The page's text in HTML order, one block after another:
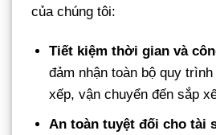
của chúng tôi:
Tiết kiệm thời gian và
đảm nhận toàn bộ quy
xếp, vận chuyển đến sắp
An toàn tuyệt đối cho tài